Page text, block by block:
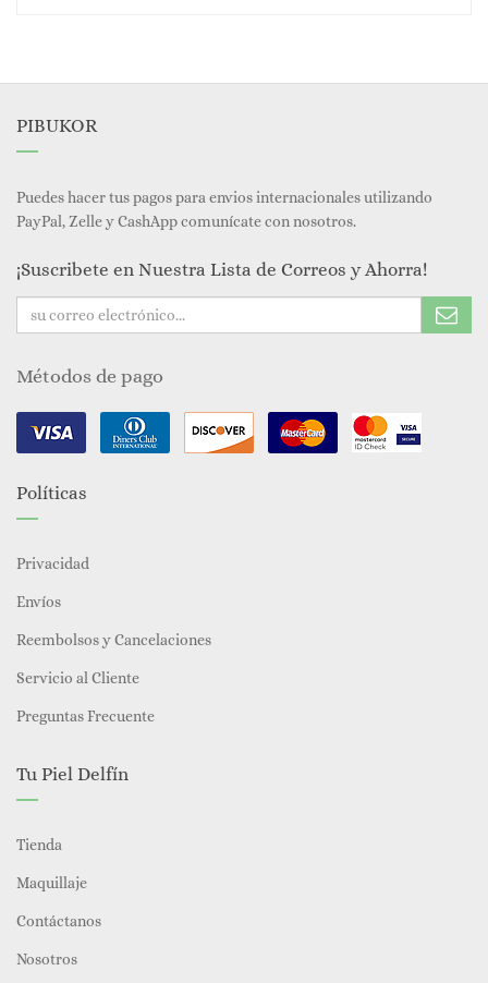
PIBUKOR
Puedes hacer tus pagos para envios internacionales utilizando
PayPal, Zelle y CashApp comunícate con nosotros.
¡Suscribete en Nuestra Lista de Correos y Ahorra!
Métodos de pago
Políticas
Privacidad
Envíos
Reembolsos y Cancelaciones
Servicio al Cliente
Preguntas Frecuente
Tu Piel Delfín
Tienda
Maquillaje
Contáctanos
Nosotros